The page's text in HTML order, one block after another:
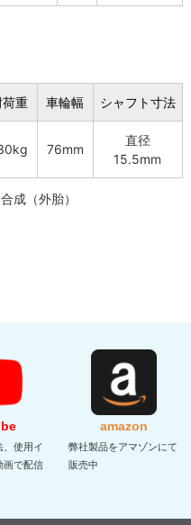
荷重 車輪幅 シャフト寸法
76mm
直径
15.5mm
成（外胎）
、使用イ
画で配信
amazon
弊社製品をアマゾンにて
販売中